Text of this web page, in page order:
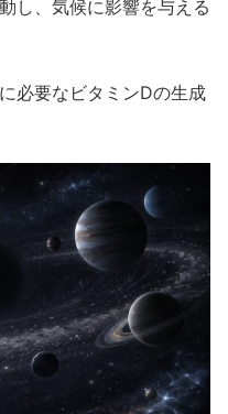
し、気候に影響を与える
必要なビタミンDの生成